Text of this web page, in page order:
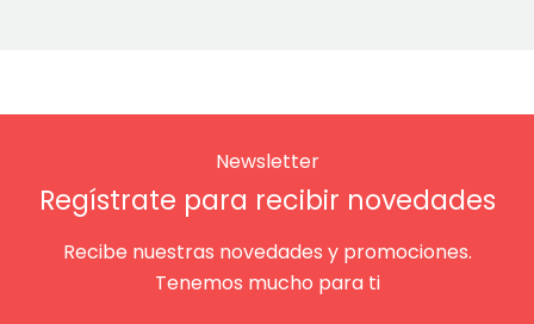
Newsletter
Regístrate para recibir novedades
Recibe nuestras novedades y promociones.
Tenemos mucho para ti